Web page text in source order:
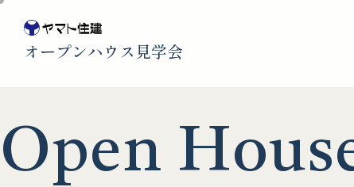
オープンハウス見学会
Open Hous